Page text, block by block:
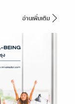
อ่านเพิ่มเติม